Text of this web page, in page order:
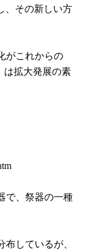
、その新しい方
がこれからの
は拡大発展の素
で、祭器の一種
しているが、